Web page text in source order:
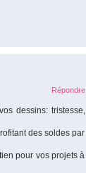
Répondre
dessins: tristesse,
des soldes par
pour vos projets à